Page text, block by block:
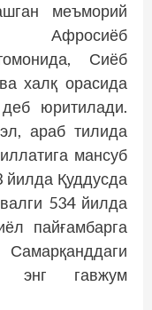
меъморий
Афросиёб
Сиёб
халқ орасида
юритилади.
араб тилида
мансуб
йилда Қуддусда
534 йилда
пайғамбарга
энг гавжум